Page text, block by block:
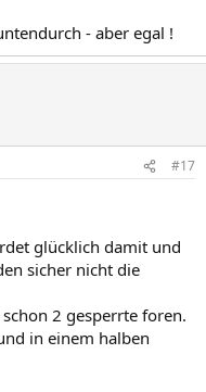
- aber egal !
#17
glücklich damit und
sicher nicht die
2 gesperrte foren.
in einem halben